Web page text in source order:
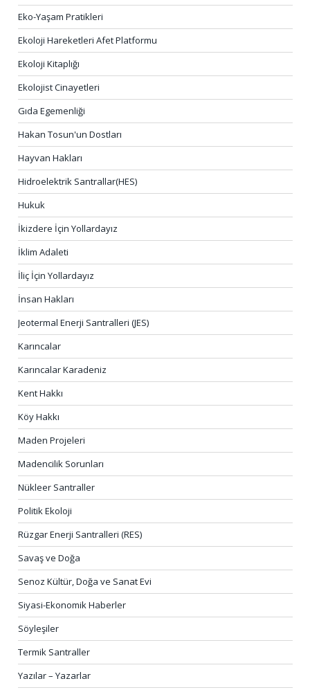
Eko-Yaşam Pratikleri
Ekoloji Hareketleri Afet Platformu
Ekoloji Kitaplığı
Ekolojist Cinayetleri
Gıda Egemenliği
Hakan Tosun'un Dostları
Hayvan Hakları
Hidroelektrik Santrallar(HES)
Hukuk
İkizdere İçin Yollardayız
İklim Adaleti
İliç İçin Yollardayız
İnsan Hakları
Jeotermal Enerji Santralleri (JES)
Karıncalar
Karıncalar Karadeniz
Kent Hakkı
Köy Hakkı
Maden Projeleri
Madencilik Sorunları
Nükleer Santraller
Politik Ekoloji
Rüzgar Enerji Santralleri (RES)
Savaş ve Doğa
Senoz Kültür, Doğa ve Sanat Evi
Siyasi-Ekonomik Haberler
Söyleşiler
Termik Santraller
Yazılar – Yazarlar